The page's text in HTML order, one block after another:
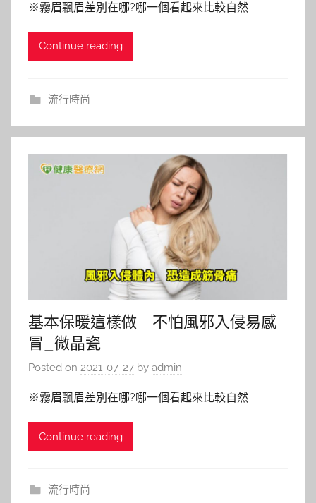
※霧眉飄眉差別在哪?哪一個看起來比較自然
Continue reading
流行時尚
基本保暖這樣做 不怕風邪入侵易感
冒_微晶瓷
Posted on 2021-07-27 by admin
※霧眉飄眉差別在哪?哪一個看起來比較自然
Continue reading
流行時尚